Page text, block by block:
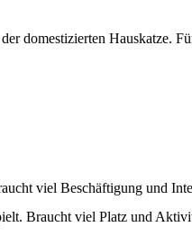
domestizierten Hauskatze.
viel Beschäftigung und
Braucht viel Platz und